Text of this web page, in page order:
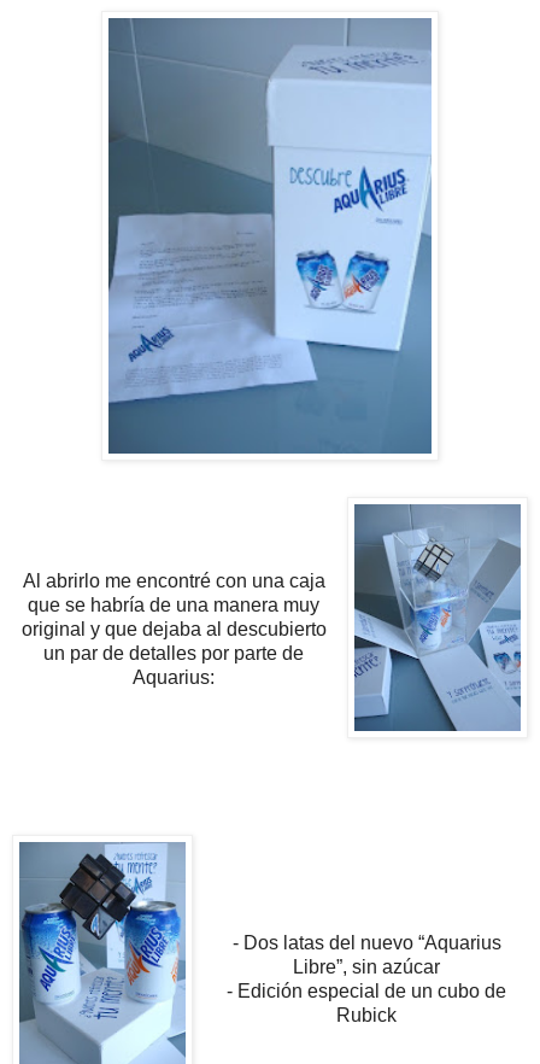
Al abrirlo me encontré con una caja
que se habría de una manera muy
original y que dejaba al descubierto
un par de detalles por parte de
Aquarius:
- Dos latas del nuevo “Aquarius
Libre”, sin azúcar
- Edición especial de un cubo de
Rubick